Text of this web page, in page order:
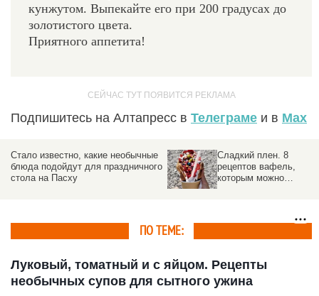
кунжутом. Выпекайте его при 200 градусах до
золотистого цвета.
Приятного аппетита!
Подпишитесь на Алтапресс в Телеграме и в Max
Сладко-горький сезон.
О трудностях
алтайских пасек
Сладкое место.
Стартовала медовая
ярмарка на площади
Сахарова
ПО ТЕМЕ:
Луковый, томатный и с яйцом. Рецепты
необычных супов для сытного ужина